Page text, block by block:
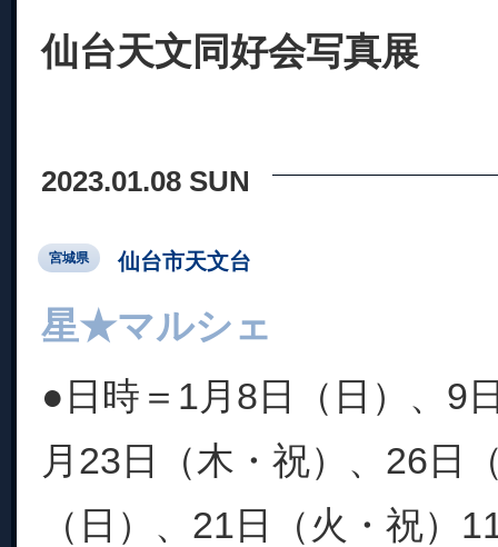
仙台天文同好会写真展
2023.01.08 SUN
宮城県 仙台市天文台
星★マルシェ
●日時＝1月8日（日）、9
月23日（木・祝）、26日
（日）、21日（火・祝）